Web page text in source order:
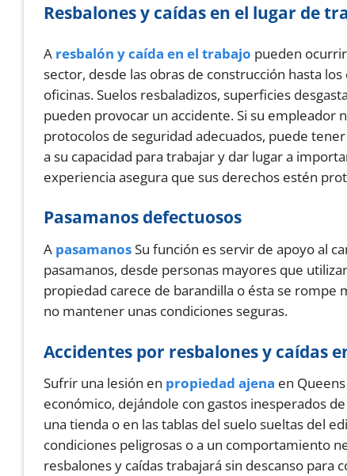
Resbalones y caídas en el lugar de
A resbalón y caída en el trabajo pueden
sector, desde las obras de construcción hasta los
oficinas. Suelos resbaladizos, superficies
pueden provocar un accidente. Si su
protocolos de seguridad adecuados, puede
a su capacidad para trabajar y dar lugar a
experiencia asegura que sus derechos estén
Pasamanos defectuosos
A pasamanosSu función es servir de apoyo al
pasamanos, desde personas mayores que
propiedad carece de barandilla o ésta se
no mantener unas condiciones seguras.
Accidentes por resbalones y caídas
Sufrir una lesión en propiedad ajena en
económico, dejándole con gastos inesperados
una tienda o en las tablas del suelo sueltas del
condiciones peligrosas o a un comportamiento
resbalones y caídas trabajará sin descanso para